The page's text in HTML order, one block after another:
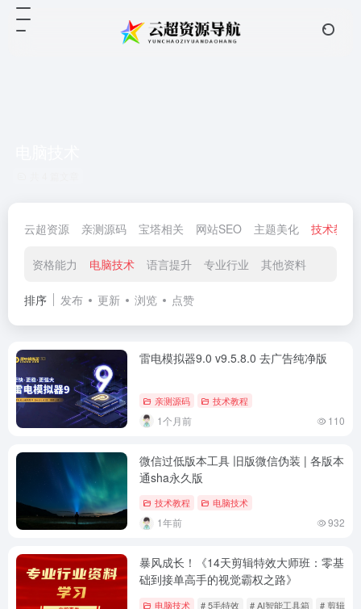
云超资源 亲测源码 宝塔相关 网站SEO 主题美化 技术教程
资格能力 电脑技术 语言提升 专业行业 其他资料
排序 发布 更新 浏览 点赞
雷电模拟器9.0 v9.5.8.0 去广告纯净版
亲测源码 技术教程
1个月前 110
微信过低版本工具 旧版微信伪装 | 各版本
通sha永久版
技术教程 电脑技术
1年前 932
暴风成长！《14天剪辑特效大师班：零基
础到接单高手的视觉霸权之路》
电脑技术 # 5毛特效 # AI智能工具箱 # 剪辑特